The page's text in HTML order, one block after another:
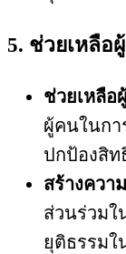
5. ช่วยเหลือ
ช่วยเหลือ
ผู้คนในก
ปกป้องสิท
สร้างควา
ส่วนร่วมใ
ยุติธรรมใ